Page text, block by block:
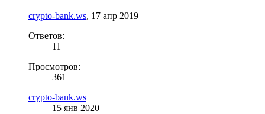
crypto-bank.ws, 17 апр 2019
Ответов:
11
Просмотров:
361
crypto-bank.ws
15 янв 2020